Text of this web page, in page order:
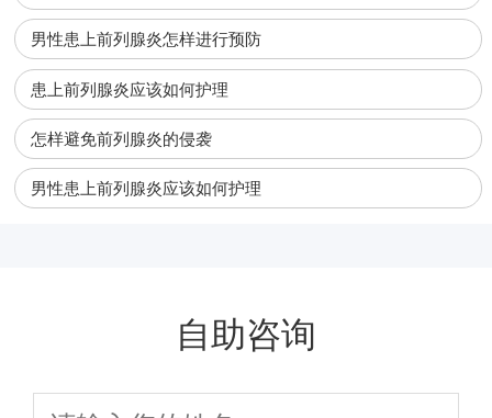
男性患上前列腺炎怎样进行预防
患上前列腺炎应该如何护理
怎样避免前列腺炎的侵袭
男性患上前列腺炎应该如何护理
自助咨询